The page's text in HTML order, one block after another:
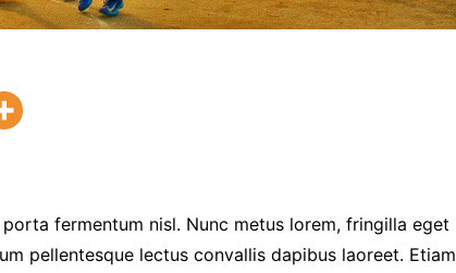
fermentum nisl. Nunc metus lorem, fringilla eget
pellentesque lectus convallis dapibus laoreet. Etiam